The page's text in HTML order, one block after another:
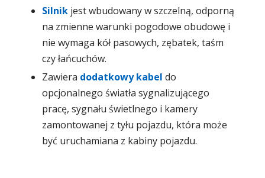
Silnik jest wbudowany w szczelną, odporną
na zmienne warunki pogodowe obudowę i
nie wymaga kół pasowych, zębatek, taśm
czy łańcuchów.
Zawiera dodatkowy kabel do
opcjonalnego światła sygnalizującego
pracę, sygnału świetlnego i kamery
zamontowanej z tyłu pojazdu, która może
być uruchamiana z kabiny pojazdu.